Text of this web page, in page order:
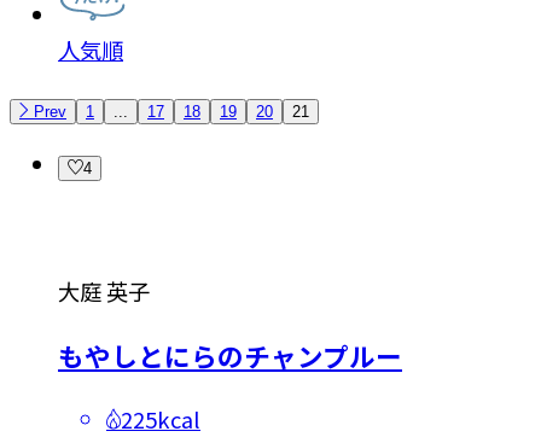
人気順
Prev 1 17 18 19 20 21
4
大庭 英子
もやしとにらのチャンプルー
225kcal